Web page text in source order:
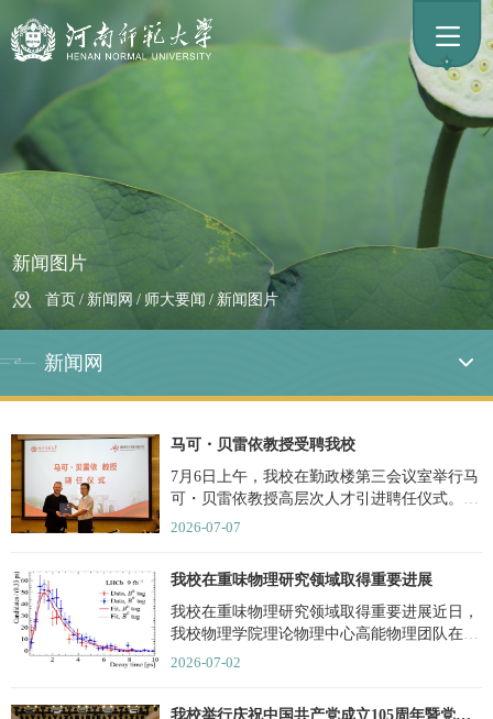
新闻图片
首页 / 新闻网 / 师大要闻 / 新闻图片
新闻网
马可・贝雷依教授受聘我校
7月6日上午，我校在勤政楼第三会议室举行马
可・贝雷依教授高层次人才引进聘任仪式。校
党委常委、副校长杨宝...
2026-07-07
我校在重味物理研究领域取得重要进展
我校在重味物理研究领域取得重要进展近日，
我校物理学院理论物理中心高能物理团队在重
味物理研究领域取得重...
2026-07-02
我校举行庆祝中国共产党成立105周年暨党内表彰大会